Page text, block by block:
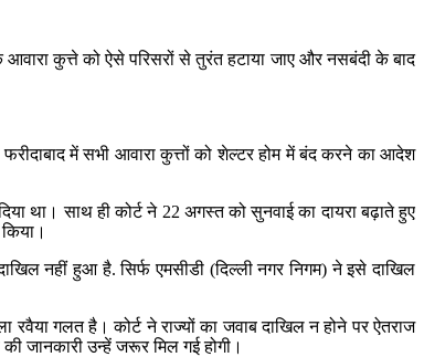
आवारा कुत्ते को ऐसे परिसरों से तुरंत हटाया जाए और नसबंदी के बाद
में सभी आवारा कुत्तों को शेल्टर होम में बंद करने का आदेश
साथ ही कोर्ट ने 22 अगस्त को सुनवाई का दायरा बढ़ाते हुए
नहीं हुआ है. सिर्फ एमसीडी (दिल्ली नगर निगम) ने इसे दाखिल
रवैया गलत है। कोर्ट ने राज्यों का जवाब दाखिल न होने पर ऐतराज
जानकारी उन्हें जरूर मिल गई होगी।